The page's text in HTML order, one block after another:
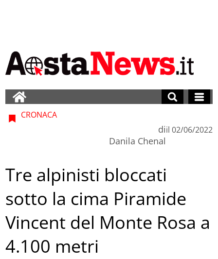
CRONACA
di
Danila Chenal
il 02/06/2022
Tre alpinisti bloccati
sotto la cima Piramide
Vincent del Monte Rosa a
4.100 metri